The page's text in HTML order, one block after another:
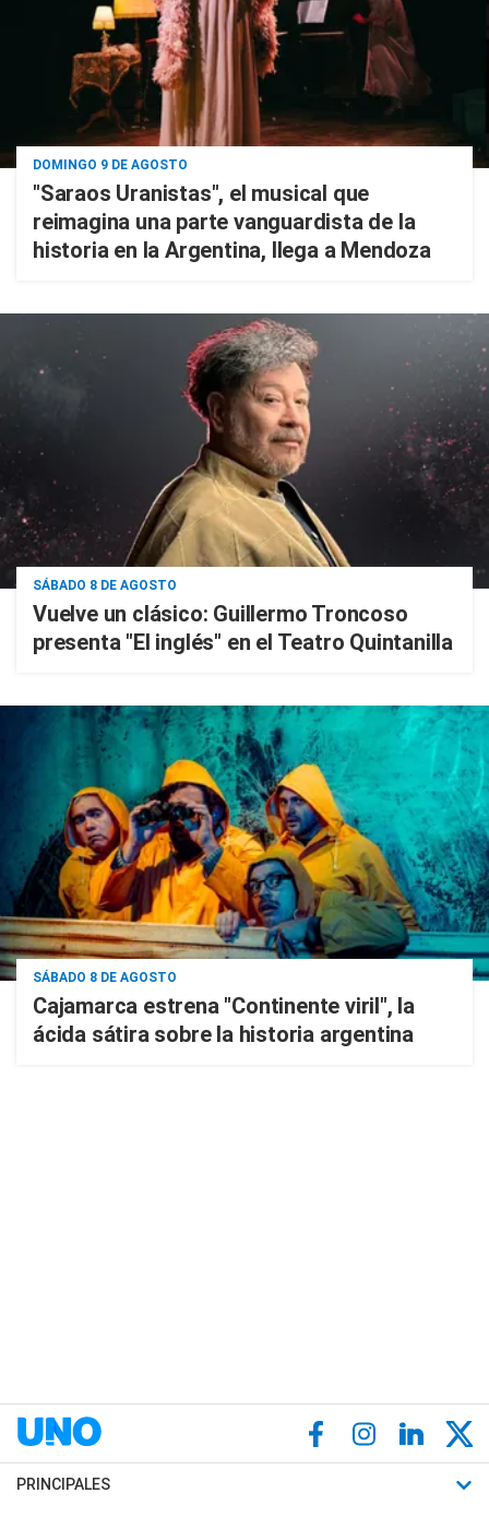
DOMINGO 9 DE AGOSTO
"Saraos Uranistas", el musical que
reimagina una parte vanguardista de la
historia en la Argentina, llega a Mendoza
SÁBADO 8 DE AGOSTO
Vuelve un clásico: Guillermo Troncoso
presenta "El inglés" en el Teatro Quintanilla
SÁBADO 8 DE AGOSTO
Cajamarca estrena "Continente viril", la
ácida sátira sobre la historia argentina
PRINCIPALES